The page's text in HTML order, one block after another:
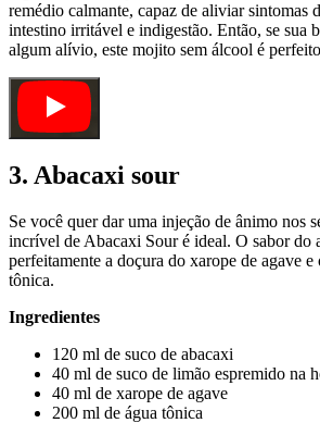
remédio calmante, capaz de aliviar sintomas
intestino irritável e indigestão. Então, se sua
algum alívio, este mojito sem álcool é
3. Abacaxi sour
Se você quer dar uma injeção de ânimo nos
incrível de Abacaxi Sour é ideal. O sabor do
perfeitamente a doçura do xarope de agave e
tônica.
Ingredientes
120 ml de suco de abacaxi
40 ml de suco de limão espremido na
40 ml de xarope de agave
200 ml de água tônica